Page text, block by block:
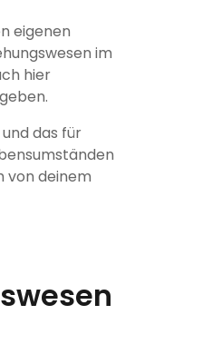
eigenen
im
hier
das für
von deinem